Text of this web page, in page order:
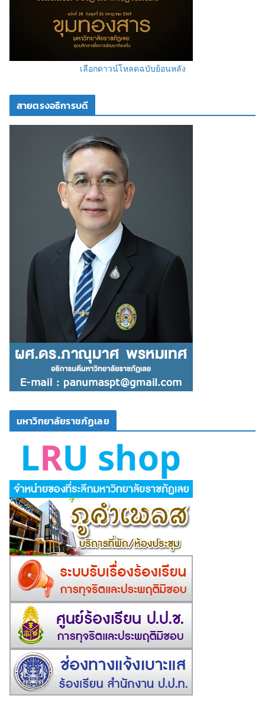
เลือกดาวน์โหลดฉบับย้อนหลัง
สายตรงอธิการบดี
มหาวิทยาลัยราชภัฏเลย